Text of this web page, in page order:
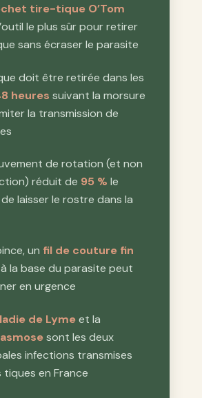
tire-tique O’Tom
le plus sûr pour retirer
sans écraser le parasite
doit être retirée dans les
heures suivant la morsure
la transmission de
de rotation (et non
réduit de 95 % le
laisser le rostre dans la
un fil de couture fin
la base du parasite peut
en urgence
de Lymeet la
sont les deux
infections transmises
tiques en France